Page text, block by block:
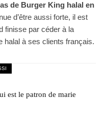
de Burger King halal en
d’être aussi forte, il est
finisse par céder à la
halal à ses clients français.
est le patron de marie